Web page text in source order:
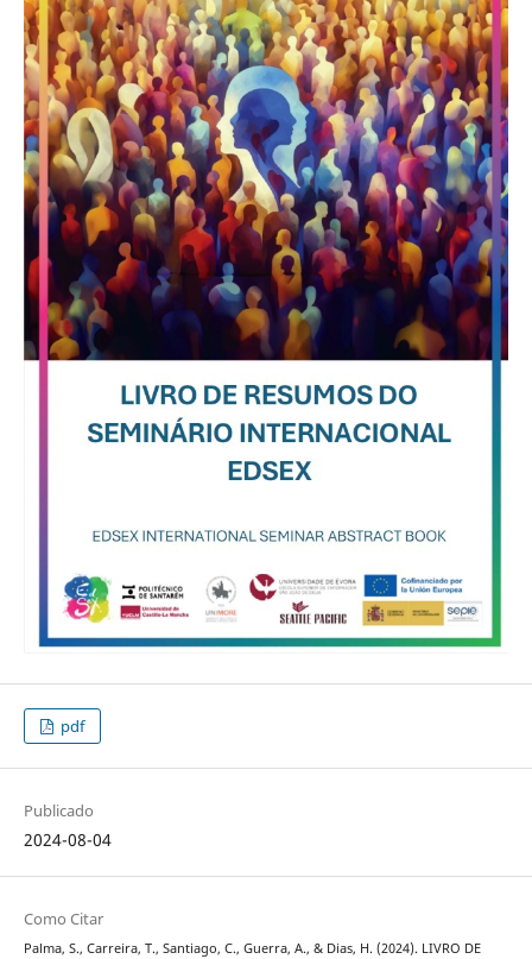
pdf
Publicado
2024-08-04
Como Citar
Palma, S., Carreira, T., Santiago, C., Guerra, A., & Dias, H. (2024). LIVRO DE